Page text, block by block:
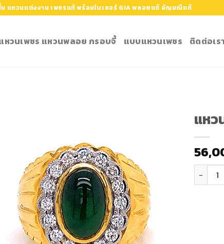
แหวนแต่งงาน เพชรแท้ พร้อมใบเซอร์ GIA พลอยแท้ อัญมณีแท้
หวนเพชร แหวนพลอย กรอบจี้ แบบแหวนเพชร ติดต่อเรา
แหว
จำนวน